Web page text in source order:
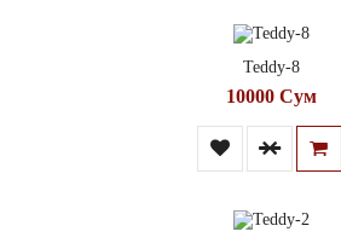
Teddy-8
10000 Сум